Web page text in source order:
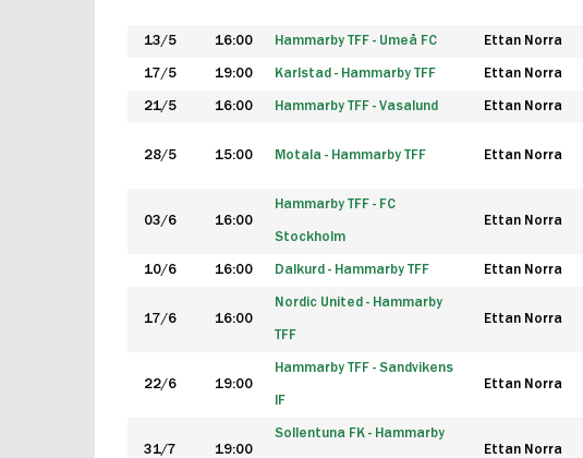
13/5 16:00 Hammarby TFF - Umeå FC Ettan Norra
17/5 19:00 Karlstad - Hammarby TFF Ettan Norra
21/5 16:00 Hammarby TFF - Vasalund Ettan Norra
28/5 15:00 Motala - Hammarby TFF Ettan Norra
03/6 16:00
Hammarby TFF - FC
Stockholm
Ettan Norra
10/6 16:00 Dalkurd - Hammarby TFF Ettan Norra
17/6 16:00
Nordic United - Hammarby
TFF
Ettan Norra
22/6 19:00
Hammarby TFF - Sandvikens
IF
Ettan Norra
31/7 19:00
Sollentuna FK - Hammarby
Ettan Norra